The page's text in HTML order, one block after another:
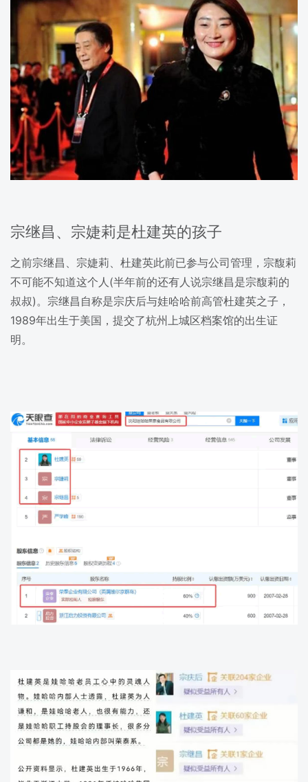
宗继昌、宗婕莉是杜建英的孩子
之前宗继昌、宗婕莉、杜建英此前已参与公司管理，宗馥莉
不可能不知道这个人(半年前的还有人说宗继昌是宗馥莉的
叔叔)。宗继昌自称是宗庆后与娃哈哈前高管杜建英之子，
1989年出生于美国，提交了杭州上城区档案馆的出生证
明。